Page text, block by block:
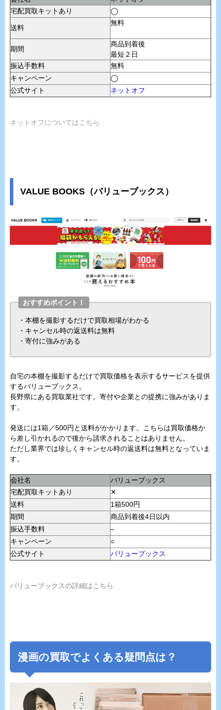
宅配買取キットあり
◯
送料
無料
期間
商品到着後
最短２日
振込手数料
無料
キャンペーン
◯
公式サイト
ネットオフ
ネットオフについてはこちら
VALUE BOOKS（バリューブックス）
おすすめポイント！
・本棚を撮影するだけで買取相場がわかる
・キャンセル時の返送料は無料
・寄付に強みがある
自宅の本棚を撮影するだけで買取価格を表示するサービスを提供
するバリューブックス。
長野県にある買取業社です。寄付や企業との提携に強みがありま
す。
発送には1箱／500円と送料がかかります。こちらは買取価格か
ら差し引かれるので後から請求されることはありません。
ただし業界では珍しくキャンセル時の返送料は無料となっていま
す。
会社名
バリューブックス
宅配買取キットあり
✕
送料
1箱500円
期間
商品到着後4日以内
振込手数料
–
キャンペーン
○
公式サイト
バリューブックス
バリューブックスの詳細はこちら
漫画の買取でよくある疑問点は？